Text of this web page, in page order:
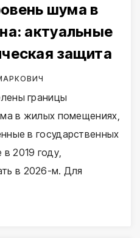
шума в
актуальные
защита
границы
в жилых помещениях,
в государственных
2019 году,
в 2026-м. Для